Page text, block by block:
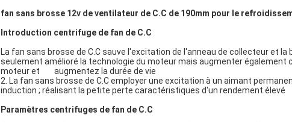
fan sans brosse 12v de ventilateur de C.C de 190mm pour le
Introduction centrifuge de fan de C.C
La fan sans brosse de C.C sauve l'excitation de l'anneau de collecteur et
seulement amélioré la technologie du moteur mais augmenter également
moteur et augmentez la durée de vie
2. La fan sans brosse de C.C employer une excitation à un aimant
induction ; réalisant la petite perte caractéristiques d'un rendement élevé
Paramètres centrifuges de fan de C.C